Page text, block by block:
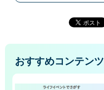
おすすめコンテンツ